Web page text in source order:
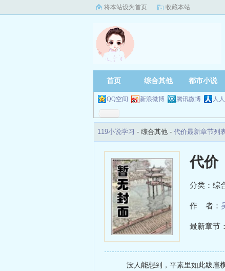
将本站设为首页 收藏本站
首页 综合其他 都市小说
QQ空间 新浪微博 腾讯微博 人
119小说学习 - 综合其他 - 代价最新章节列
代价
分类：综
作 者：
最新章节：
没人能想到，平素里如此跋扈